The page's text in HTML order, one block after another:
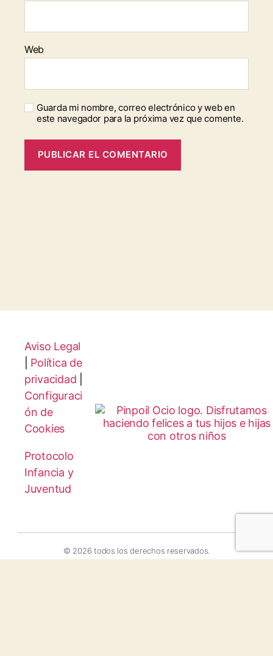
Web
Guarda mi nombre, correo electrónico y web en
este navegador para la próxima vez que comente.
Aviso Legal
Política de
privacidad
Configuraci
ón de
Cookies
Protocolo
Infancia y
Juventud
© 2026 todos los derechos reservados.